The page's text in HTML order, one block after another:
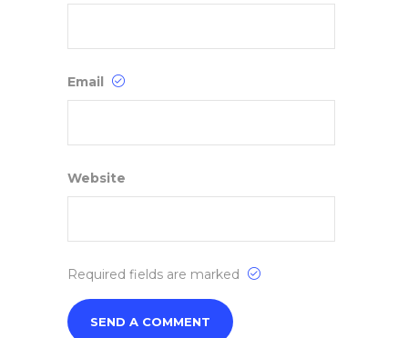
Email
Website
Required fields are marked